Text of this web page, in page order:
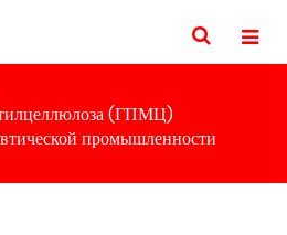
(ГПМЦ)
промышленности